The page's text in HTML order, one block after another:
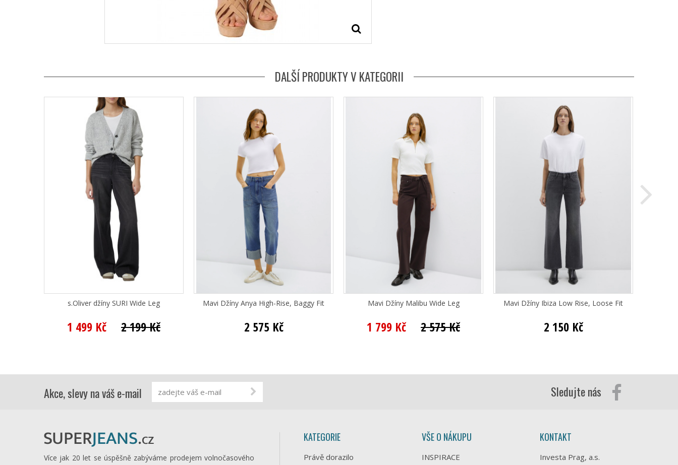
DALŠÍ PRODUKTY V KATEGORII
s.Oliver džíny SURI Wide Leg
1 499 Kč 2 199 Kč
Mavi Džíny Anya High-Rise, Baggy Fit
2 575 Kč
Mavi Džíny Malibu Wide Leg
1 799 Kč 2 575 Kč
Mavi Džíny Ibiza Low Rise, Loose Fit
2 150 Kč
Akce, slevy na váš e-mail Sledujte nás
Více jak 20 let se úspěšně zabýváme prodejem volnočasového
KATEGORIE
Právě dorazilo
VŠE O NÁKUPU
INSPIRACE
KONTAKT
Investa Prag, a.s.